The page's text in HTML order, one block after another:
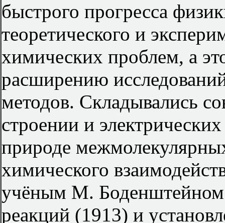
быстрого прогресса
теоретического и
химических проблем, а
расширению
методов. Складывались
строении и
природе
химического
учёным М. Боденштейном
реакций (1913) и